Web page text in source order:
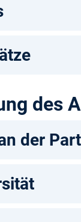
des
der